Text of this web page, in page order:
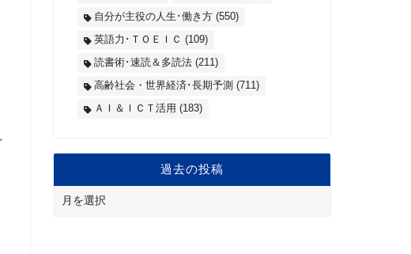
自分が主役の人生･働き方(550)
英語力･ＴＯＥＩＣ (109)
読書術･速読＆多読法(211)
高齢社会・世界経済･長期予測 (711)
ＡＩ＆ＩＣＴ活用 (183)
過去の投稿